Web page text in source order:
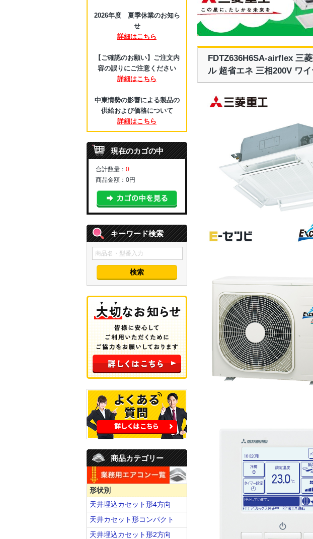
FDTZ636H6SA-airflex 三
ル 超省エネ 三相200V ワ
2026年度 夏季休業のお知ら
せ
詳細はこちら
【ご確認のお願い】ご注文内
容の誤りにご注意ください
詳細はこちら
中東情勢の影響による製品の
供給および価格について
詳細はこちら
現在のカゴの中
合計数量： 0
商品金額： 0円
キーワード検索
商品カテゴリー
形状別
天井埋込カセット形4方向
天井カセット形コンパクト
天井埋込カセット形2方向